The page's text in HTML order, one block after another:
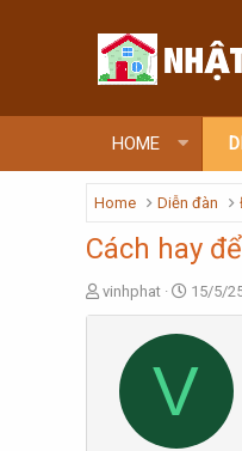
HOME
Home Diễn đàn
Cách hay
T
h
vinhphat
N
g
à
g
15/5/
V